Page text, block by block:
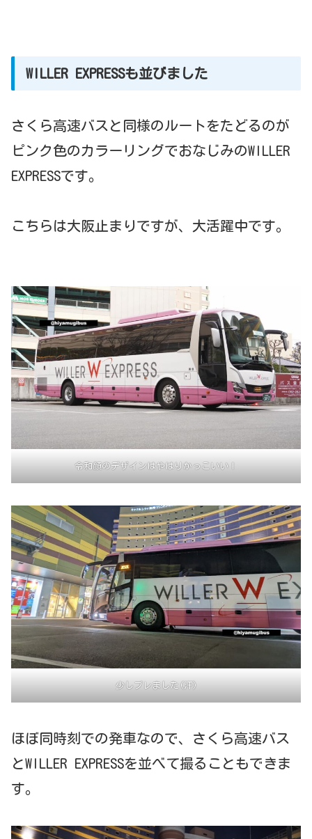
WILLER EXPRESSも並びました
さくら高速バスと同様のルートをたどるのが
ピンク色のカラーリングでおなじみのWILLER
EXPRESSです。
こちらは大阪止まりですが、大活躍中です。
令和顔のデザインはやはりかっこいい！
少しブレました(汗)
ほぼ同時刻での発車なので、さくら高速バス
とWILLER EXPRESSを並べて撮ることもできま
す。